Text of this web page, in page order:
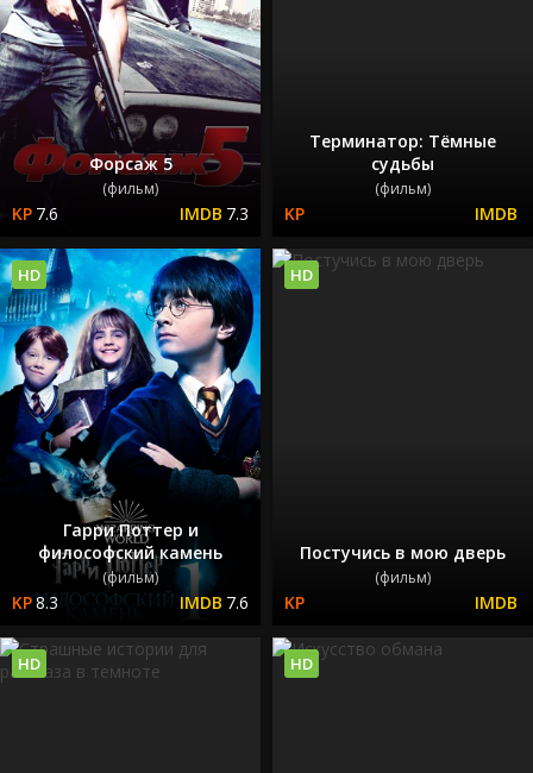
Форсаж 5
(фильм)
7.6 7.3
Терминатор: Тёмные
судьбы
(фильм)
Гарри Поттер и
философский камень
(фильм)
8.3 7.6
HD
Постучись в мою дверь
(фильм)
HD
HD HD